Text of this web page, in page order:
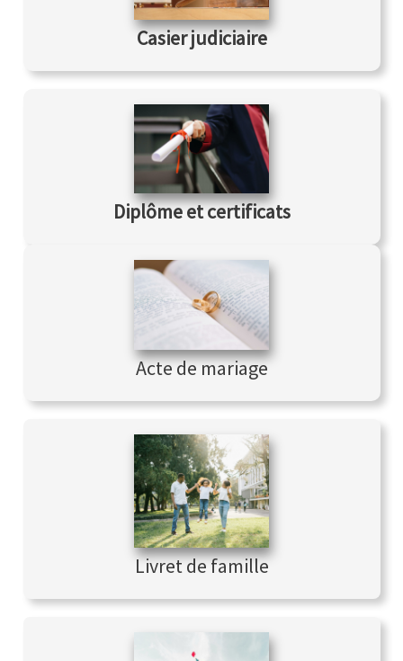
Casier judiciaire
Diplôme etcertificats
Acte de mariage
Livret de famille